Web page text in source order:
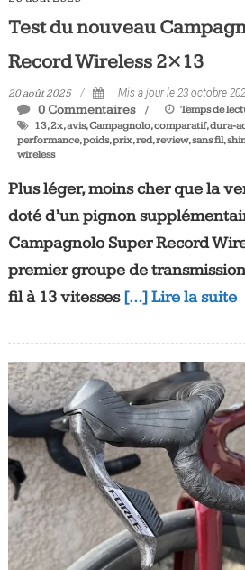
Test du nouveau
Record Wireless 2×13
20 août 2025 Mis à jour le 23 octobre
0 Commentaires Temps de
13,2x,avis,Campagnolo,comparatif,dura-
performance,poids,prix,red,review,sans fil,
wireless
Plus léger, moins cher que la
doté d’un pignon
Campagnolo Super Record
premier groupe de
fil à 13 vitesses[…] Lire la suite